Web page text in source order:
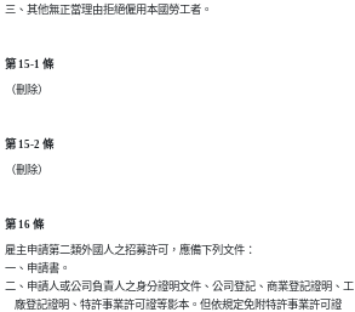
三、其他無正當理由拒絕僱用本國勞工者。
第 15-1 條
（刪除）
第 15-2 條
（刪除）
第 16 條
雇主申請第二類外國人之招募許可，應備下列文件：
一、申請書。
二、申請人或公司負責人之身分證明文件、公司登記、商業登記證明、工
    廠登記證明、特許事業許可證等影本。但依規定免附特許事業許可證